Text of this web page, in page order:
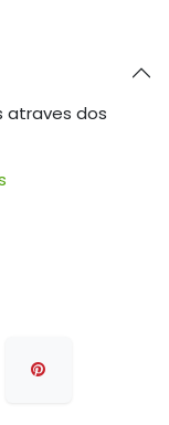
atraves dos